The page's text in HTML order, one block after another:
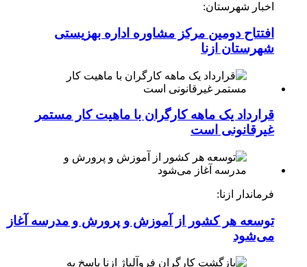
اخبار شهرستان:
افتتاح دومین مرکز مشاوره اداره بهزیستی
شهرستان ازنا
قرارداد یک ماهه کارگران با ماهیت کار مستمر
غیرقانونی است
فرماندار ازنا:
توسعه هر کشور از آموزش و پرورش و مدرسه آغاز
می‌شود